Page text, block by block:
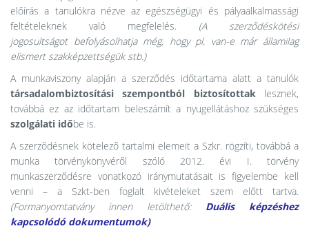
előírás a tanulókra nézve az egészségügyi és pályaalkalmassági
feltételeknek való megfelelés. (A szerződéskötési
jogosultságot befolyásolhatja még, hogy pl. van-e már államilag
elismert szakképzettségük stb.)
A munkaviszony alapján a szerződés időtartama alatt a tanulók
társadalombiztosítási szempontból biztosítottaklesznek,
továbbá ez az időtartam beleszámít a nyugellátáshoz szükséges
szolgálati időbe is.
A szerződésnek kötelező tartalmi elemeit a Szkr. rögzíti, továbbá a
munka törvénykönyvéről szóló 2012. évi I. törvény
munkaszerződésre vonatkozó iránymutatásait is figyelembe kell
venni – a Szkt-ben foglalt kivételeket szem előtt tartva.
(Formanyomtatvány innen letölthető: Duális képzéshez
kapcsolódó dokumentumok)